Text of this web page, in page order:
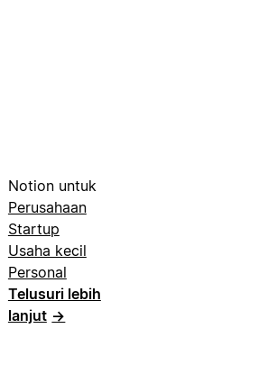
Notion untuk
Perusahaan
Startup
Usaha kecil
Personal
Telusuri lebih
lanjut →